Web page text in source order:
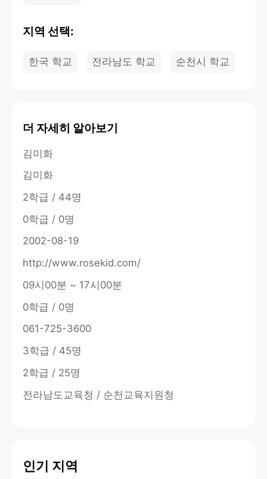
지역 선택:
한국 학교 전라남도 학교 순천시 학교
더 자세히 알아보기
김미화
김미화
2학급 / 44명
0학급 / 0명
2002-08-19
http://www.rosekid.com/
09시00분 ~ 17시00분
0학급 / 0명
061-725-3600
3학급 / 45명
2학급 / 25명
전라남도교육청 / 순천교육지원청
인기 지역